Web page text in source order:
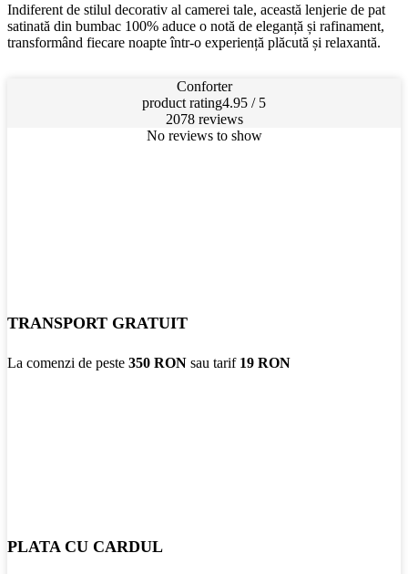
Indiferent de stilul decorativ al camerei tale, această lenjerie de pat
satinată din bumbac 100% aduce o notă de eleganță și rafinament,
transformând fiecare noapte într-o experiență plăcută și relaxantă.
Conforter
product rating4.95 / 5
2078 reviews
No reviews to show
TRANSPORT GRATUIT
La comenzi de peste 350 RON sau tarif 19 RON
PLATA CU CARDUL